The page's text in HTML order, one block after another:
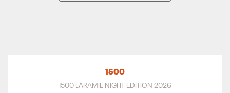
1500
1500 LARAMIE NIGHT EDITION 2026